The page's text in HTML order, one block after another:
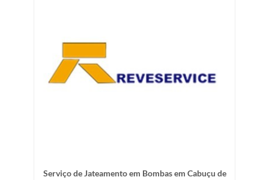
Serviço de Jateamento em Bombas em Cabuçu de